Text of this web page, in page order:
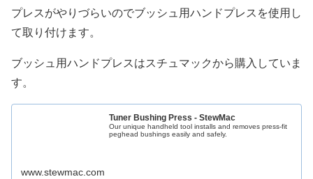
プレスがやりづらいのでブッシュ用ハンドプレスを使用し
て取り付けます。
ブッシュ用ハンドプレスはスチュマックから購入していま
す。
Tuner Bushing Press - StewMac
Our unique handheld tool installs and removes press-fit
peghead bushings easily and safely.
www.stewmac.com